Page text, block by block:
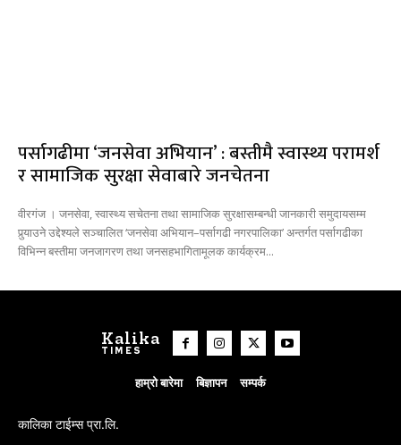
पर्सागढीमा ‘जनसेवा अभियान’ : बस्तीमै स्वास्थ्य परामर्श
र सामाजिक सुरक्षा सेवाबारे जनचेतना
वीरगंज । जनसेवा, स्वास्थ्य सचेतना तथा सामाजिक सुरक्षासम्बन्धी जानकारी समुदायसम्म
पुर्‍याउने उद्देश्यले सञ्चालित ‘जनसेवा अभियान–पर्सागढी नगरपालिका’ अन्तर्गत पर्सागढीका
विभिन्न बस्तीमा जनजागरण तथा जनसहभागितामूलक कार्यक्रम...
Kalika
TIMES
हाम्रो बारेमा बिज्ञापन सम्पर्क
कालिका टाईम्स प्रा.लि.